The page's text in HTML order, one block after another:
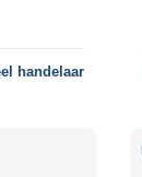
handelaar